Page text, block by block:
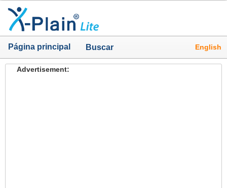
Página principal Buscar English
Advertisement: